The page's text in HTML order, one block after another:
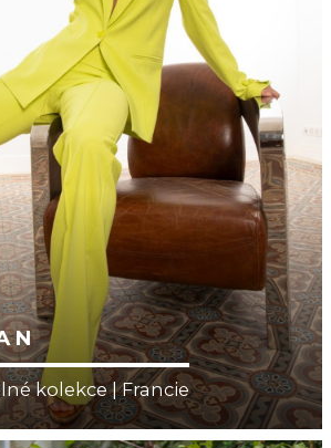
kolekce | Francie